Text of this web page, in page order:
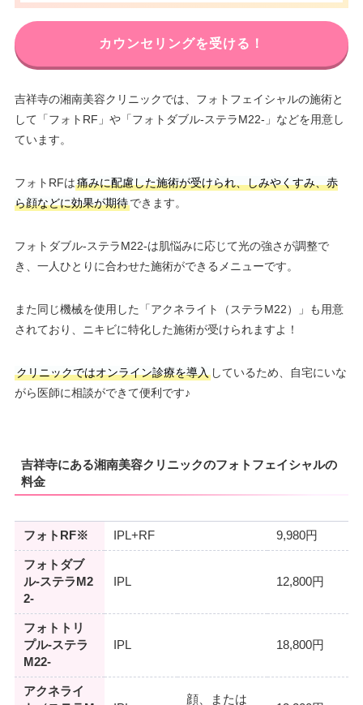
カウンセリングを受ける！
吉祥寺の湘南美容クリニックでは、フォトフェイシャルの施術と
して「フォトRF」や「フォトダブル-ステラM22-」などを用意し
ています。
フォトRFは痛みに配慮した施術が受けられ、しみやくすみ、赤
ら顔などに効果が期待できます。
フォトダブル-ステラM22-は肌悩みに応じて光の強さが調整で
き、一人ひとりに合わせた施術ができるメニューです。
また同じ機械を使用した「アクネライト（ステラM22）」も用意
されており、ニキビに特化した施術が受けられますよ！
クリニックではオンライン診療を導入しているため、自宅にいな
がら医師に相談ができて便利です♪
吉祥寺にある湘南美容クリニックのフォトフェイシャルの
料金
フォトRF※ IPL+RF 9,980円
フォトダブ
ル-ステラM2
2-
IPL 12,800円
フォトトリ
プル-ステラ
M22-
IPL 18,800円
アクネライ
顔、または